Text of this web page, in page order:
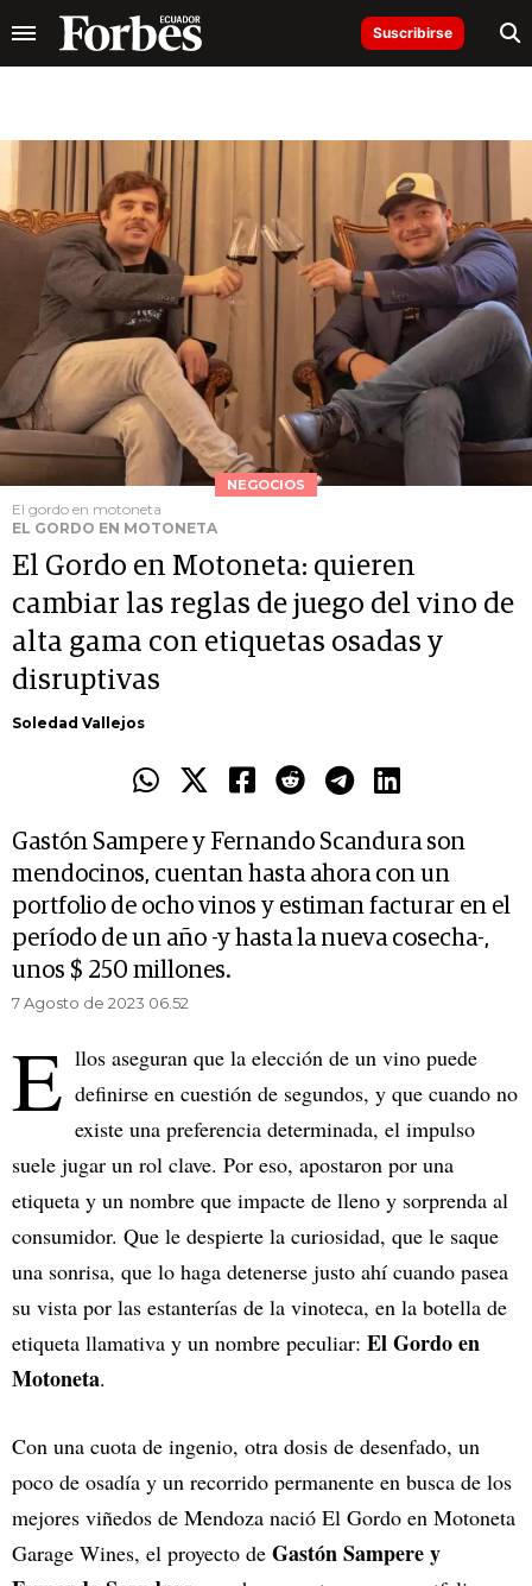
Suscribirse
NEGOCIOS
El gordo en motoneta
EL GORDO EN MOTONETA
El Gordo en Motoneta: quieren
cambiar las reglas de juego del vino de
alta gama con etiquetas osadas y
disruptivas
Soledad Vallejos
Gastón Sampere y Fernando Scandura son
mendocinos, cuentan hasta ahora con un
portfolio de ocho vinos y estiman facturar en el
período de un año -y hasta la nueva cosecha-,
unos $ 250 millones.
7 Agosto de 2023 06.52
E llos aseguran que la elección de un vino puede
definirse en cuestión de segundos, y que cuando no
existe una preferencia determinada, el impulso
suele jugar un rol clave. Por eso, apostaron por una
etiqueta y un nombre que impacte de lleno y sorprenda al
consumidor. Que le despierte la curiosidad, que le saque
una sonrisa, que lo haga detenerse justo ahí cuando pasea
su vista por las estanterías de la vinoteca, en la botella de
etiqueta llamativa y un nombre peculiar: El Gordo en
Motoneta.
Con una cuota de ingenio, otra dosis de desenfado, un
poco de osadía y un recorrido permanente en busca de los
mejores viñedos de Mendoza nació El Gordo en Motoneta
Garage Wines, el proyecto de Gastón Sampere y